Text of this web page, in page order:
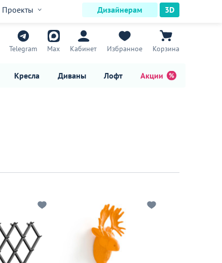
Проекты Дизайнерам 3D
Telegram Max Кабинет Избранное Корзина
Кресла Диваны Лофт Акции